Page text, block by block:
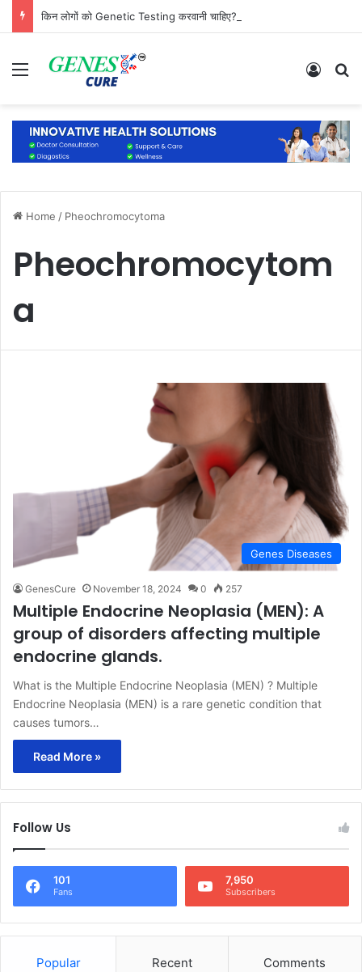
Menu Log In
Home / Pheochromocytoma
Pheochromocytom
a
Genes Diseases
GenesCure November 18, 2024 0 257
Multiple Endocrine Neoplasia (MEN): A
group of disorders affecting multiple
endocrine glands.
What is the Multiple Endocrine Neoplasia (MEN) ? Multiple
Endocrine Neoplasia (MEN) is a rare genetic condition that
causes tumors…
Read More »
Follow Us
101
Fans
7,950
Subscribers
Popular Recent Comments